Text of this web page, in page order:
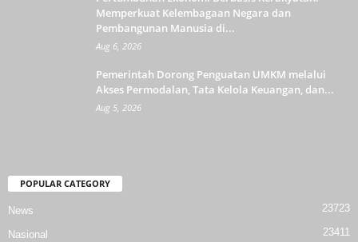
Memperkuat Kelembagaan Negara dan
Pembangunan Manusia di...
Aug 6, 2026
Pemerintah Dorong Penguatan UMKM melalui
Akses Permodalan, Tata Kelola Keuangan, dan...
Aug 5, 2026
POPULAR CATEGORY
News 23723
Nasional 23411